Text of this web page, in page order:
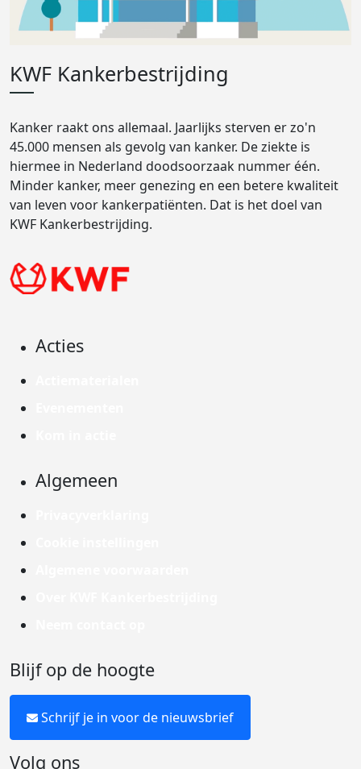
KWF Kankerbestrijding
Kanker raakt ons allemaal. Jaarlijks sterven er zo'n
45.000 mensen als gevolg van kanker. De ziekte is
hiermee in Nederland doodsoorzaak nummer één.
Minder kanker, meer genezing en een betere kwaliteit
van leven voor kankerpatiënten. Dat is het doel van
KWF Kankerbestrijding.
Acties
Algemeen
Blijf op de hoogte
Schrijf je in voor de nieuwsbrief
Volg ons